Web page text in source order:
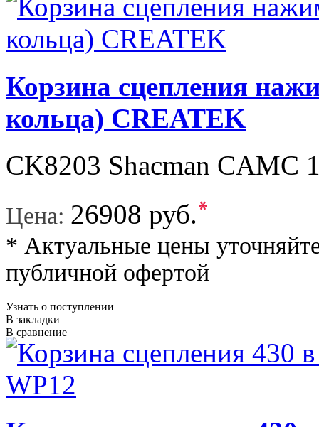
Корзина сцепления
кольца) CREATEK
CK8203 Shacman CAMC
Цена: 26908 руб.*
* Актуальные цены
публичной офертой
Узнать о поступлении
В закладки
В сравнение